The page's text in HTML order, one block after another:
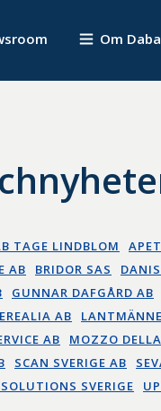
Om
TAGE LINDBLOM
AB
BRIDOR SAS
GUNNAR DAFGÅRD AB
AB
AB
MOZZO
SCAN SVERIGE AB
SVERIGE